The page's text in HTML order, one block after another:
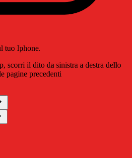
tuo Iphone.
scorri il dito da sinistra a destra dello
pagine precedenti